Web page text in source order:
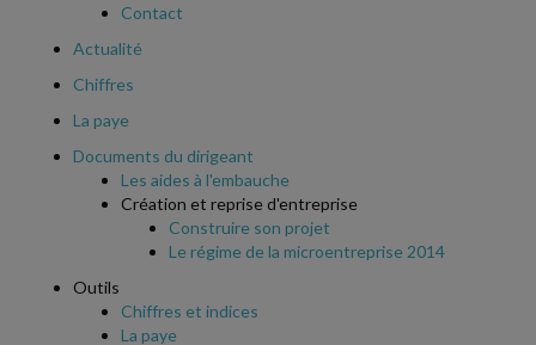
Contact
Actualité
Chiffres
La paye
Documents du dirigeant
Les aides à l'embauche
Création et reprise d'entreprise
Construire son projet
Le régime de la microentreprise 2014
Outils
Chiffres et indices
La paye